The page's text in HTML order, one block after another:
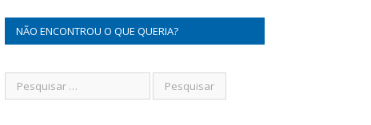
NÃO ENCONTROU O QUE QUERIA?